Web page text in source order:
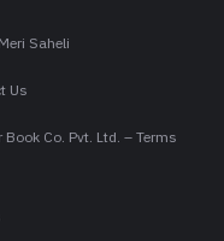
Saheli
Us
Book Co. Pvt. Ltd. – Terms